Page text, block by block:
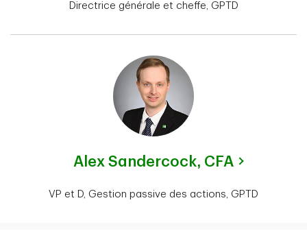
Directrice générale et cheffe, GPTD
Alex Sandercock, CFA
VP et D, Gestion passive des actions, GPTD